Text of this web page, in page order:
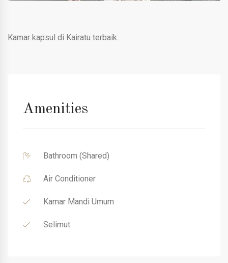
Kamar kapsul di Kairatu terbaik.
Amenities
Bathroom (Shared)
Air Conditioner
Kamar Mandi Umum
Selimut